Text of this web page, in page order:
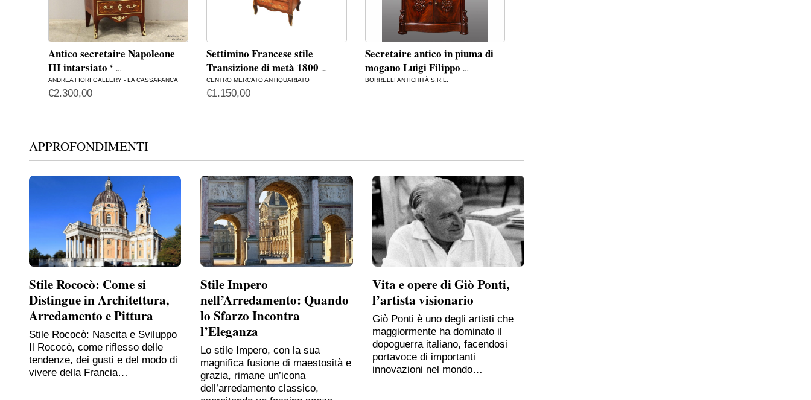
Antico secretaire Napoleone
III intarsiato ‘ …
ANDREA FIORI GALLERY - LA CASSAPANCA
€2.300,00
Settimino Francese stile
Transizione di metà 1800 …
CENTRO MERCATO ANTIQUARIATO
€1.150,00
Secretaire antico in piuma di
mogano Luigi Filippo …
BORRELLI ANTICHITÀ S.R.L.
APPROFONDIMENTI
Stile Rococò: Come si
Distingue in Architettura,
Arredamento e Pittura
Stile Rococò: Nascita e Sviluppo
Il Rococò, come riflesso delle
tendenze, dei gusti e del modo di
vivere della Francia…
Stile Impero
nell’Arredamento: Quando
lo Sfarzo Incontra
l’Eleganza
Lo stile Impero, con la sua
magnifica fusione di maestosità e
grazia, rimane un’icona
dell’arredamento classico,
Vita e opere di Giò Ponti,
l’artista visionario
Giò Ponti è uno degli artisti che
maggiormente ha dominato il
dopoguerra italiano, facendosi
portavoce di importanti
innovazioni nel mondo…